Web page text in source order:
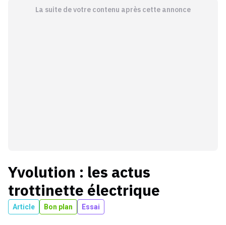
La suite de votre contenu après cette annonce
Yvolution : les actus
trottinette électrique
Article Bon plan Essai